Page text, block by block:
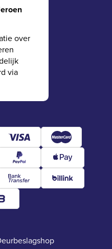
over
via